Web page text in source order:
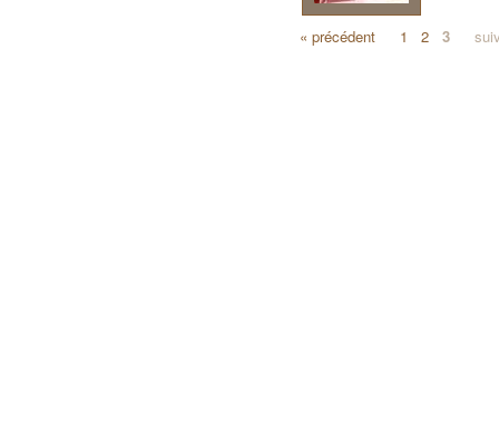
« précédent 1 2 3